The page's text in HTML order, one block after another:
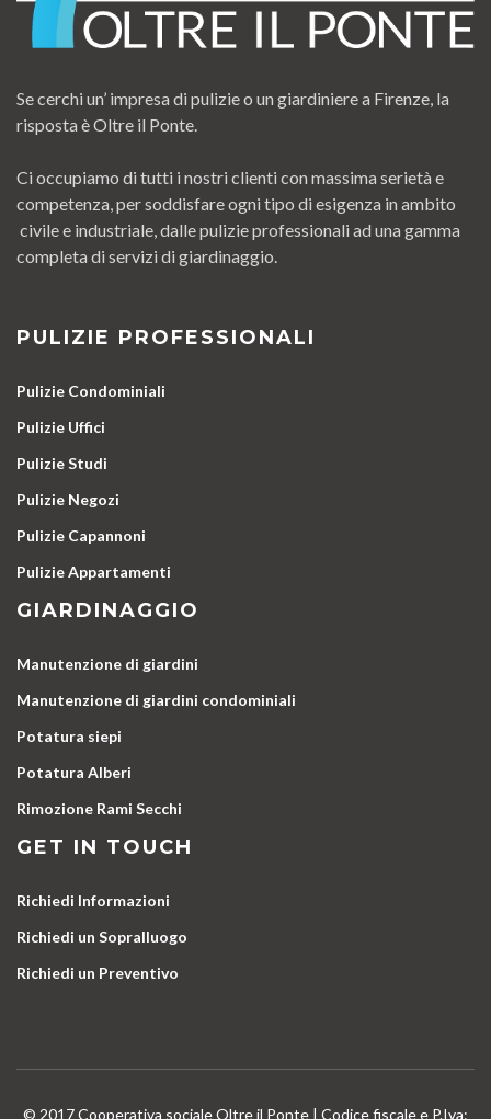
Se cerchi un’ impresa di pulizie o un giardiniere a Firenze, la
risposta è Oltre il Ponte.
Ci occupiamo di tutti i nostri clienti con massima serietà e
competenza, per soddisfare ogni tipo di esigenza in ambito
civile e industriale, dalle pulizie professionali ad una gamma
completa di servizi di giardinaggio.
PULIZIE PROFESSIONALI
Pulizie Condominiali
Pulizie Uffici
Pulizie Studi
Pulizie Negozi
Pulizie Capannoni
Pulizie Appartamenti
GIARDINAGGIO
Manutenzione di giardini
Manutenzione di giardini condominiali
Potatura siepi
Potatura Alberi
Rimozione Rami Secchi
GET IN TOUCH
Richiedi Informazioni
Richiedi un Sopralluogo
Richiedi un Preventivo
© 2017 Cooperativa sociale Oltre il Ponte | Codice fiscale e P.Iva: